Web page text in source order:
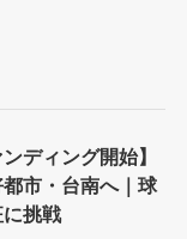
ディング開始】
市・台南へ｜球
挑戦